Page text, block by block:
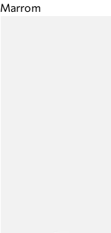
Marrom